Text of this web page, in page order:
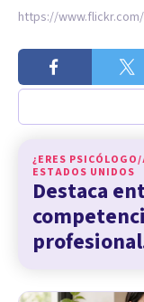
https://
¿ERES PSICÓLOGO/
ESTADOS UNIDOS
Destaca